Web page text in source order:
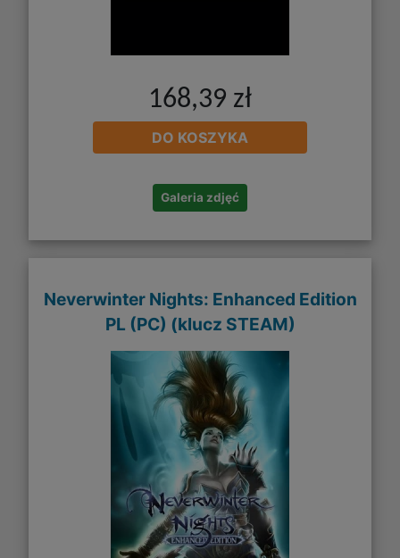
168,39 zł
DO KOSZYKA
Galeria zdjęć
Neverwinter Nights: Enhanced Edition
PL (PC) (klucz STEAM)